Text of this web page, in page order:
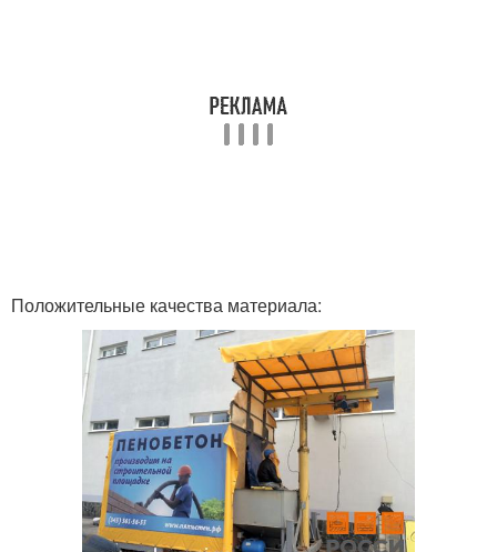
Положительные качества материала: